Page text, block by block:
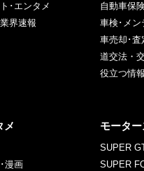
･エンタメ
界速報
自動車保
車検･メン
車売却･査
道交法・
役立つ情報
メ
漫画
モータ
SUPER
SUPER